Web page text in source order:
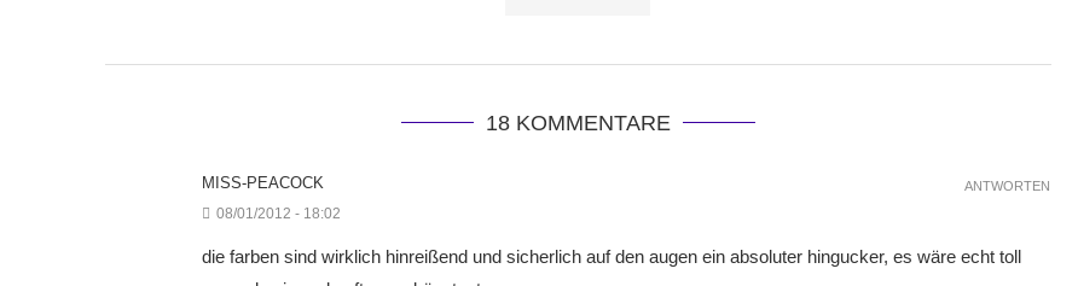
18 KOMMENTARE
MISS-PEACOCK
08/01/2012 - 18:02
die farben sind wirklich hinreißend und sicherlich auf den augen ein absoluter hingucker, es wäre echt toll
ANTWORTEN